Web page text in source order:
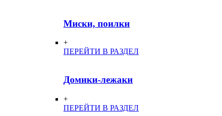
Миски, поилки
+
ПЕРЕЙТИ В РАЗДЕЛ
Домики-лежаки
+
ПЕРЕЙТИ В РАЗДЕЛ